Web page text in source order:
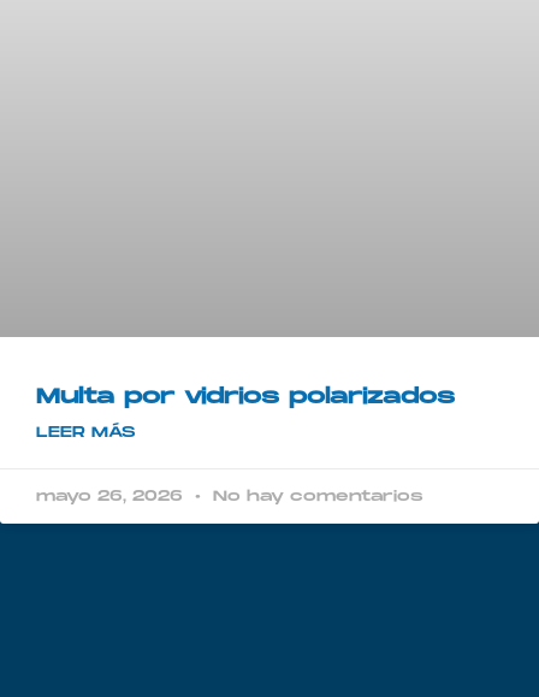
Multa por vidrios polarizados​
LEER MÁS
mayo 26, 2026 No hay comentarios